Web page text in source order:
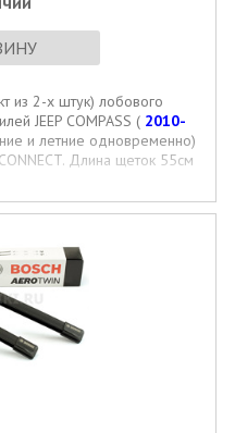
из 2-х штук) лобового
JEEP COMPASS (2010-
и летние одновременно)
Длина щеток 55см